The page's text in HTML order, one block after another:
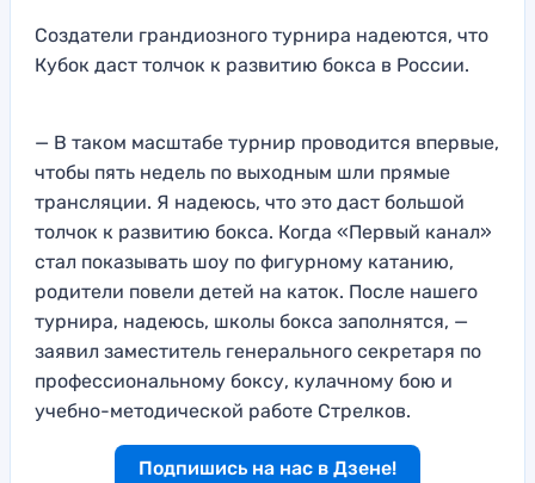
Создатели грандиозного турнира надеются, что
Кубок даст толчок к развитию бокса в России.
— В таком масштабе турнир проводится впервые,
чтобы пять недель по выходным шли прямые
трансляции. Я надеюсь, что это даст большой
толчок к развитию бокса. Когда «Первый канал»
стал показывать шоу по фигурному катанию,
родители повели детей на каток. После нашего
турнира, надеюсь, школы бокса заполнятся, —
заявил заместитель генерального секретаря по
профессиональному боксу, кулачному бою и
учебно-методической работе Стрелков.
Подпишись на нас в Дзене!